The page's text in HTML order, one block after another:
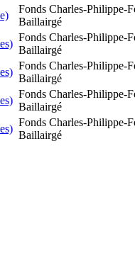
Fonds Charles-Philippe-
Baillairgé
Fonds Charles-Philippe-
Baillairgé
Fonds Charles-Philippe-
Baillairgé
Fonds Charles-Philippe-
Baillairgé
Fonds Charles-Philippe-
Baillairgé